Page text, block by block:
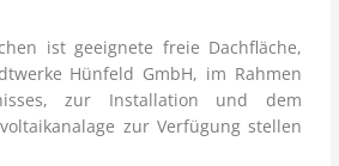
ist geeignete freie Dachfläche,
Hünfeld GmbH, im Rahmen
zur Installation und dem
zur Verfügung stellen